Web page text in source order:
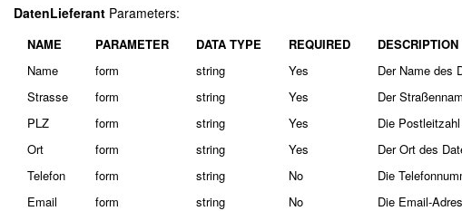
DatenLieferant Parameters:
NAME PARAMETER DATA TYPE REQUIRED
DESCRIPTION
Name
form string Yes
Der Name des
Strasse
form string Yes
Der
PLZ
form string Yes
Die
Ort
form string Yes
Der Ort des
Telefon
form string No
Die
Email
form string No Die Email-